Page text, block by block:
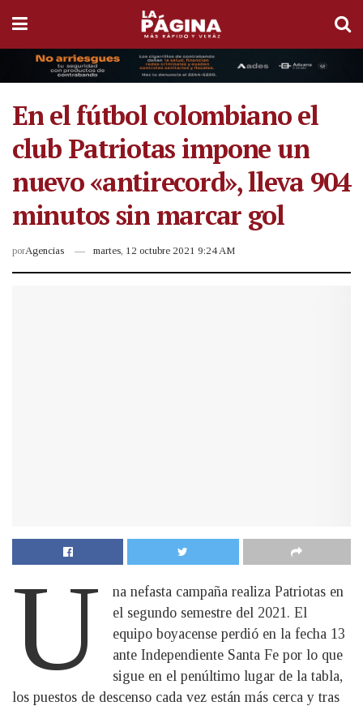
En el fútbol colombiano el
club Patriotas impone un
nuevo «antirecord», lleva 904
minutos sin marcar gol
porAgencias martes, 12 octubre 2021 9:24 AM
U
na nefasta campaña realiza Patriotas en
el segundo semestre del 2021. El
equipo boyacense perdió en la fecha 13
ante Independiente Santa Fe por lo que
sigue en el penúltimo lugar de la tabla,
los puestos de descenso cada vez están más cerca y tras